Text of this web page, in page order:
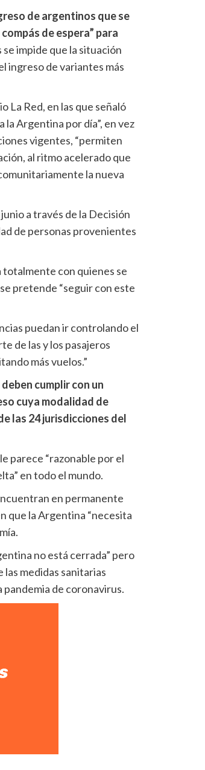
de argentinos que se
de espera” para
impide que la situación
ingreso de variantes más
La Red, en las que señaló
la Argentina por día”, en vez
vigentes, “permiten
al ritmo acelerado que
la nueva
a través de la Decisión
de personas provenientes
totalmente con quienes se
pretende “seguir con este
puedan ir controlando el
de las y los pasajeros
más vuelos.”
cumplir con un
cuya modalidad de
las 24 jurisdicciones del
parece “razonable por el
en todo el mundo.
en permanente
que la Argentina “necesita
no está cerrada” pero
medidas sanitarias
de coronavirus.